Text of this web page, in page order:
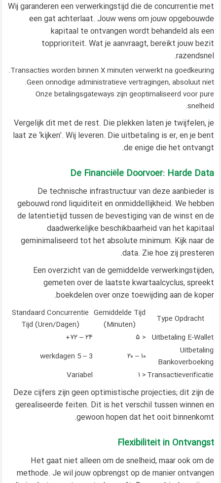
Wij garanderen een verwerkingstijd die de concurrentie met
een gat achterlaat. Jouw wens om jouw opgebouwde
kapitaal te ontvangen wordt behandeld als een
topprioriteit. Wat je aanvraagt, bereikt jouw bezit
razendsnel.
Transacties worden binnen X minuten verwerkt na goedkeuring.
Geen onnodige administratieve vertragingen, absoluut niet.
Onze betalingsgateways zijn geoptimaliseerd voor pure
snelheid.
Vergelijk dit met de rest. Die plekken laten je twijfelen, je
laat ze ‘kijken’. Wij leveren. Die uitbetaling is er, en je bent
de enige die het ontvangt.
De Financiële Doorvoer: Harde Data
De technische infrastructuur van deze aanbieder is
gebouwd rond liquiditeit en onmiddellijkheid. We hebben
de latentietijd tussen de bevestiging van de winst en de
daadwerkelijke beschikbaarheid van het kapitaal
geminimaliseerd tot het absolute minimum. Kijk naar de
data. Zie hoe zij presteren.
Een overzicht van de gemiddelde verwerkingstijden,
gemeten over de laatste kwartaalcyclus, spreekt
boekdelen over onze toewijding aan de koper.
Type Opdracht
Gemiddelde Tijd
(Minuten)
Standaard Concurrentie
Tijd (Uren/Dagen)
Uitbetaling E-Wallet < ۵
۲۴ – ۷۲+
Uitbetaling
Bankoverboeking
۱۰ – ۲۰
3 – 5 werkdagen
Transactieverificatie< ۱ Variabel
Deze cijfers zijn geen optimistische projecties; dit zijn de
gerealiseerde feiten. Dit is het verschil tussen winnen en
gewoon hopen dat het ooit binnenkomt.
Flexibiliteit in Ontvangst
Het gaat niet alleen om de snelheid, maar ook om de
methode. Je wil jouw opbrengst op de manier ontvangen